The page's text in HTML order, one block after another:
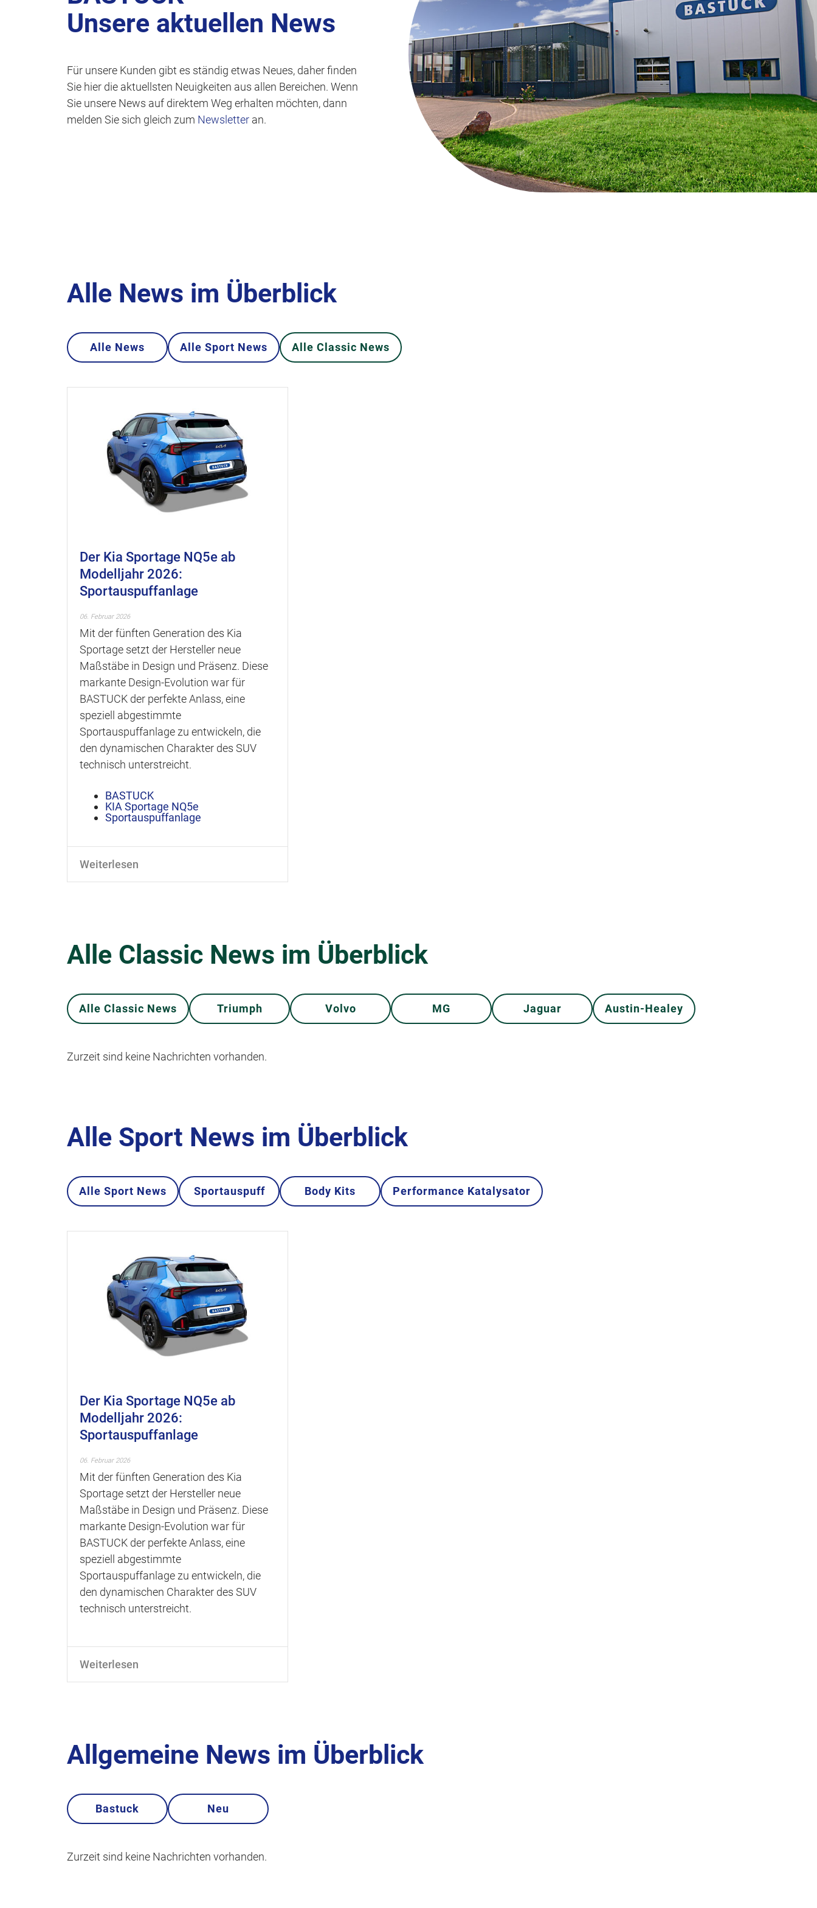
p
n
g
Unsere aktuellen News
Für unsere Kunden gibt es ständig etwas Neues, daher finden
Sie hier die aktuellsten Neuigkeiten aus allen Bereichen. Wenn
Sie unsere News auf direktem Weg erhalten möchten, dann
melden Sie sich gleich zum Newsletter an.
Alle News im Überblick
Alle News Alle Sport News Alle Classic News
Der Kia Sportage NQ5e ab
Modelljahr 2026:
Sportauspuffanlage
06. Februar 2026
Mit der fünften Generation des Kia
Sportage setzt der Hersteller neue
Maßstäbe in Design und Präsenz. Diese
markante Design-Evolution war für
BASTUCK der perfekte Anlass, eine
speziell abgestimmte
Sportauspuffanlage zu entwickeln, die
den dynamischen Charakter des SUV
technisch unterstreicht.
BASTUCK
KIA Sportage NQ5e
Sportauspuffanlage
Weiterlesen
Alle Classic News im Überblick
Alle Classic News Triumph Volvo MG Jaguar Austin-Healey
Zurzeit sind keine Nachrichten vorhanden.
Alle Sport News im Überblick
Alle Sport News Sportauspuff Body Kits Performance Katalysator
Der Kia Sportage NQ5e ab
Modelljahr 2026:
Sportauspuffanlage
06. Februar 2026
Mit der fünften Generation des Kia
Sportage setzt der Hersteller neue
Maßstäbe in Design und Präsenz. Diese
markante Design-Evolution war für
BASTUCK der perfekte Anlass, eine
speziell abgestimmte
Sportauspuffanlage zu entwickeln, die
den dynamischen Charakter des SUV
technisch unterstreicht.
Weiterlesen
Allgemeine News im Überblick
Bastuck Neu
Zurzeit sind keine Nachrichten vorhanden.